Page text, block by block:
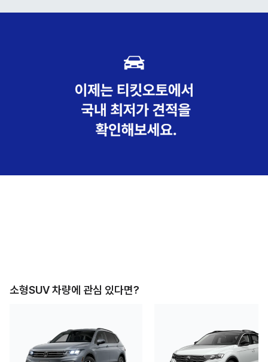
소형SUV차량에 관심 있다면?